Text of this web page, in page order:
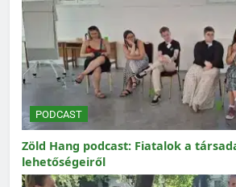
PODCAST
Zöld Hang podcast: Fiatalok a
lehetőségeiről